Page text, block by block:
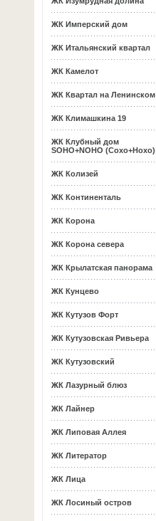
ЖК Имперский дом
ЖК Итальянский квартал
ЖК Камелот
ЖК Квартал на Ленинском
ЖК Климашкина 19
ЖК Клубный дом
SOHO+NOHO (Сохо+Нохо)
ЖК Колизей
ЖК Континенталь
ЖК Корона
ЖК Корона севера
ЖК Крылатская панорама
ЖК Кунцево
ЖК Кутузов Форт
ЖК Кутузовская Ривьера
ЖК Кутузовский
ЖК Лазурный блюз
ЖК Лайнер
ЖК Липовая Аллея
ЖК Литератор
ЖК Лица
ЖК Лосиный остров